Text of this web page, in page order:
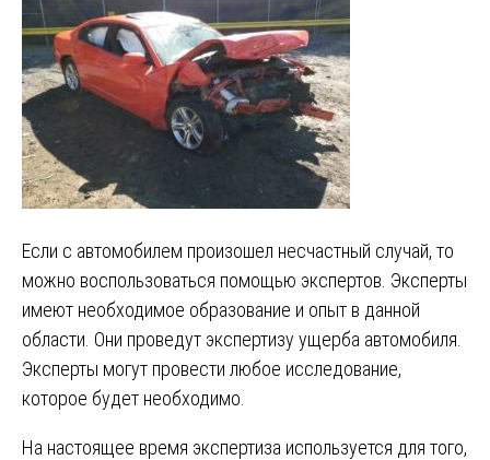
Если с автомобилем произошел несчастный случай, то
можно воспользоваться помощью экспертов. Эксперты
имеют необходимое образование и опыт в данной
области. Они проведут экспертизу ущерба автомобиля.
Эксперты могут провести любое исследование,
которое будет необходимо.
На настоящее время экспертиза используется для того,